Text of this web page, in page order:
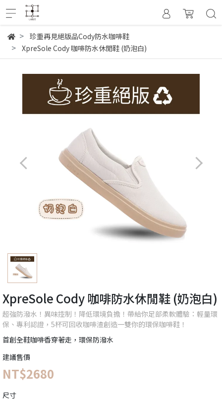
珍重再見絕版品Cody防水咖啡鞋
XpreSole Cody 咖啡防水休閒鞋 (奶泡白)
XpreSole Cody 咖啡防水休閒鞋 (奶泡白)
超強防潑水！異味控制！降低環境負擔！帶給你足部柔軟體驗：輕量環
保、專利認證，5杯可回收咖啡渣創造一雙你的環保咖啡鞋！
首創全鞋咖啡香穿著走，環保防潑水
建議售價
NT$2680
尺寸